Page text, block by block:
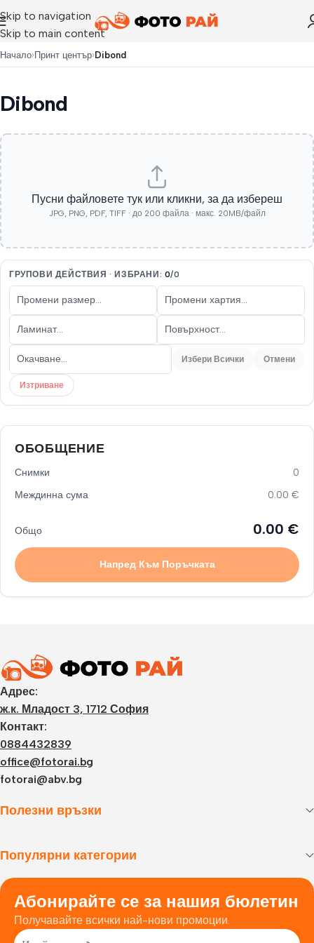
Skip to navigation
Skip to main content
Начало›Принт център›Dibond
Dibond
Пусни файловете тук или кликни, за да избереш
JPG, PNG, PDF, TIFF · до 200 файла · макс. 20MB/файл
ГРУПОВИ ДЕЙСТВИЯ · ИЗБРАНИ: 0/0
Избери Всички Отмени
Изтриване
ОБОБЩЕНИЕ
Снимки
0
Междинна сума
0.00 €
Общо 0.00 €
Напред Към Поръчката
Адрес:
ж.к. Младост 3, 1712 София
Контакт:
0884432839
office@fotorai.bg
fotorai@abv.bg
Полезни връзки
Популярни категории
Абонирайте се за нашия бюлетин
Получавайте всички най-нови промоции.